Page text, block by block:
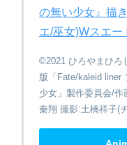
の​無い​少女』​描
エ/巫女)Wスエー
©2021 ひろやまひろ
版「Fate/kaleid
少女」製作委員会/
秦翔 撮影:土橋祥子(